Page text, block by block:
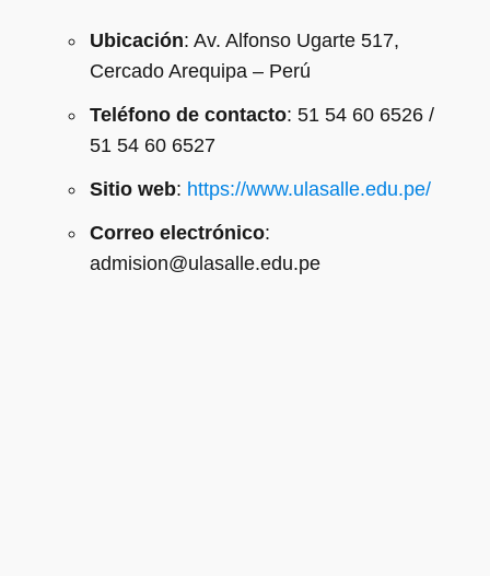
Ubicación: Av. Alfonso Ugarte 517,
Cercado Arequipa – Perú
Teléfono de contacto: 51 54 60 6526 /
51 54 60 6527
Sitio web: https://www.ulasalle.edu.pe/
Correo electrónico:
admision@ulasalle.edu.pe